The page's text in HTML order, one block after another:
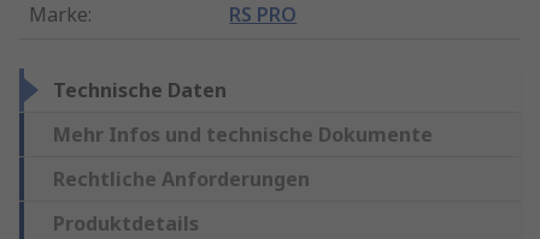
Marke: RS PRO
Technische Daten
Mehr Infos und technische Dokumente
Rechtliche Anforderungen
Produktdetails